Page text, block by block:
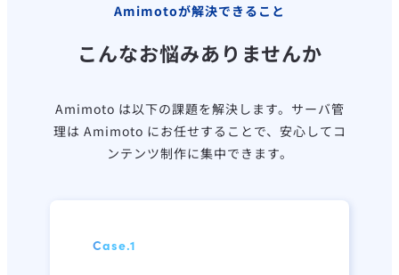
Amimotoが解決できること
こんなお悩みありませんか
Amimoto は以下の課題を解決します。 サーバ管
理は Amimoto にお任せすることで、安心してコ
ンテンツ制作に集中できます。
Case.1